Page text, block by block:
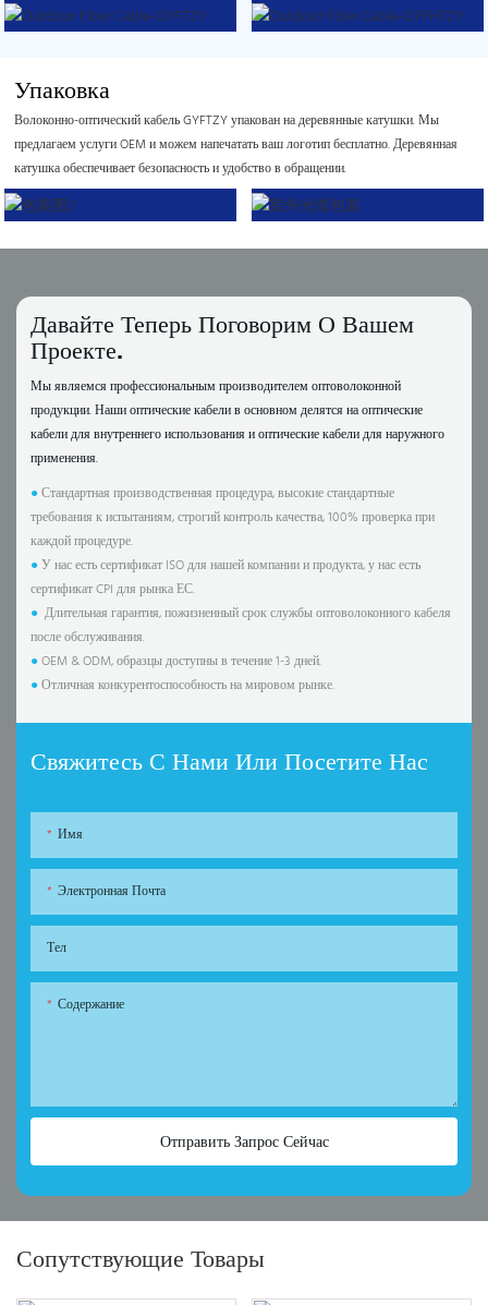
Упаковка
Волоконно-оптический кабель GYFTZY упакован на деревянные катушки. Мы
предлагаем услуги OEM и можем напечатать ваш логотип бесплатно. Деревянная
катушка обеспечивает безопасность и удобство в обращении.
Давайте Теперь Поговорим О Вашем
Проекте.
Мы являемся профессиональным производителем оптоволоконной
продукции. Наши оптические кабели в основном делятся на оптические
кабели для внутреннего использования и оптические кабели для наружного
применения.
●Стандартная производственная процедура, высокие стандартные
требования к испытаниям, строгий контроль качества, 100% проверка при
каждой процедуре.
●У нас есть сертификат ISO для нашей компании и продукта, у нас есть
сертификат CPI для рынка ЕС.
● Длительная гарантия, пожизненный срок службы оптоволоконного кабеля
после обслуживания.
●OEM & ODM, образцы доступны в течение 1-3 дней.
●Отличная конкурентоспособность на мировом рынке.
Свяжитесь С Нами Или Посетите Нас
Имя
Электронная Почта
Тел
Содержание
Отправить Запрос Сейчас
Сопутствующие Товары